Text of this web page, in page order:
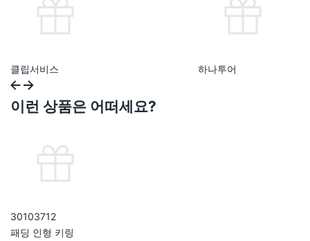
클립서비스 하나투어
이런 상품은 어떠세요?
30103712
패딩 인형 키링